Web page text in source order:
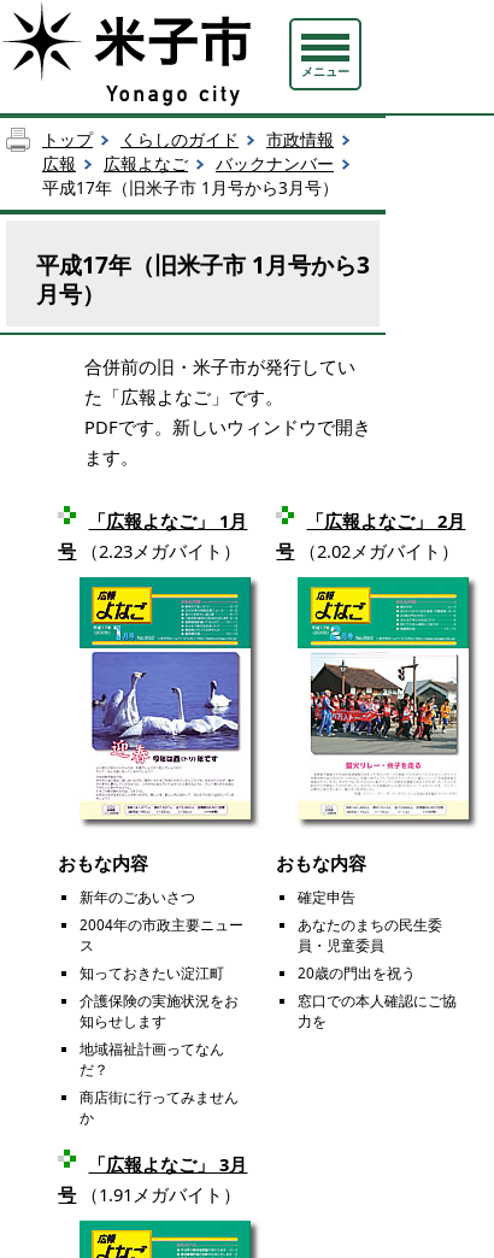
メニュー
トップ くらしのガイド
市政情報
広報
広報よなご
バックナンバー
平成17年（旧米子市 1月号から3月号）
平成17年（旧米子市 1月号から3
月号）
合併前の旧・米子市が発行してい
た「広報よなご」です。
PDFです。新しいウィンドウで開き
ます。
「広報よなご」 1月
号 （2.23メガバイト）
おもな内容
新年のごあいさつ
2004年の市政主要ニュー
ス
知っておきたい淀江町
介護保険の実施状況をお
知らせします
地域福祉計画ってなん
だ？
商店街に行ってみません
か
「広報よなご」 2月
号 （2.02メガバイト）
おもな内容
確定申告
あなたのまちの民生委
員・児童委員
20歳の門出を祝う
窓口での本人確認にご協
力を
「広報よなご」 3月
号 （1.91メガバイト）